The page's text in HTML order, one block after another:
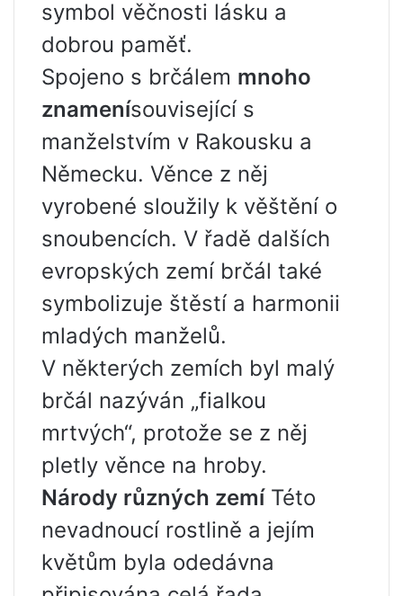
symbol věčnosti lásku a
dobrou paměť.
Spojeno s brčálem mnoho
znamenísouvisející s
manželstvím v Rakousku a
Německu. Věnce z něj
vyrobené sloužily k věštění o
snoubencích. V řadě dalších
evropských zemí brčál také
symbolizuje štěstí a harmonii
mladých manželů.
V některých zemích byl malý
brčál nazýván „fialkou
mrtvých“, protože se z něj
pletly věnce na hroby.
Národy různých zemíTéto
nevadnoucí rostlině a jejím
květům byla odedávna